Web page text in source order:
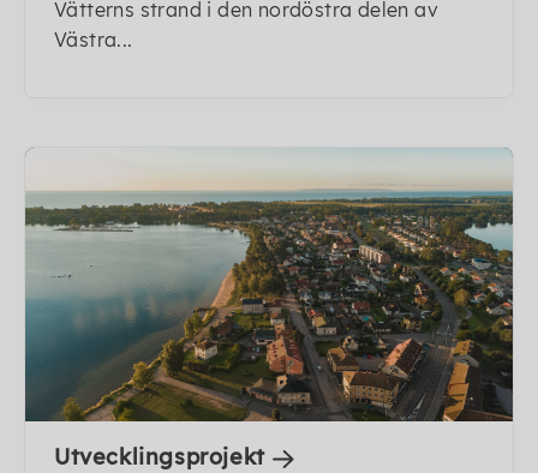
Vätterns strand i den nordöstra delen av
Västra...
Utvecklingsprojekt